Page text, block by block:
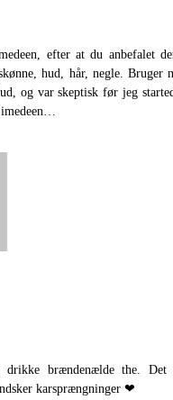
efter at du anbefalet
hud, hår, negle. Bruger
og var skeptisk før jeg
drikke brændenælde the. Det
karsprængninger ❤